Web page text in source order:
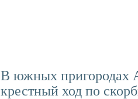
В южных пригородах
крестный ход по